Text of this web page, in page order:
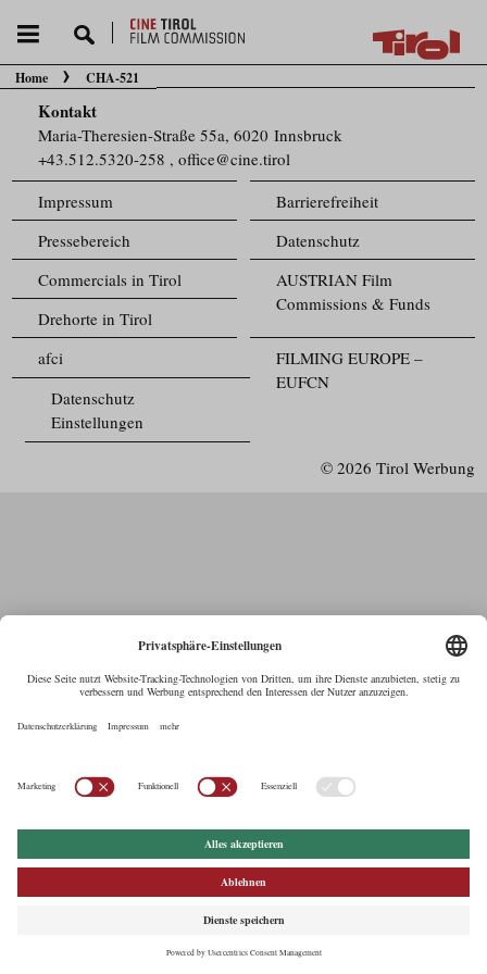
Sie befinden sich hier:
Home CHA-521
Kontakt
Maria-Theresien-Straße 55a, 6020 Innsbruck
+43.512.5320-258 ,office@cine.tirol
Impressum
Barrierefreiheit
Pressebereich
Datenschutz
Commercials in Tirol
AUSTRIAN Film
Commissions & Funds
Drehorte in Tirol
FILMING EUROPE –
EUFCN
afci
Datenschutz
Einstellungen
© 2026 Tirol Werbung